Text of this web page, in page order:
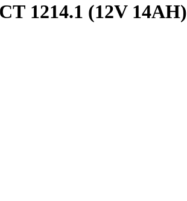
1214.1 (12V 14AH)